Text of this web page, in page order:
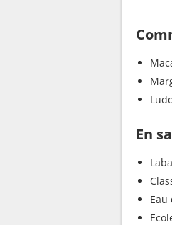
En